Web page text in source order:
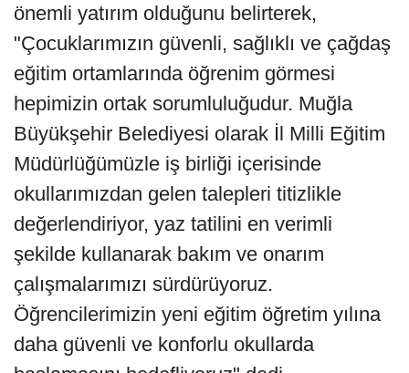
önemli yatırım olduğunu belirterek,
"Çocuklarımızın güvenli, sağlıklı ve çağdaş
eğitim ortamlarında öğrenim görmesi
hepimizin ortak sorumluluğudur. Muğla
Büyükşehir Belediyesi olarak İl Milli Eğitim
Müdürlüğümüzle iş birliği içerisinde
okullarımızdan gelen talepleri titizlikle
değerlendiriyor, yaz tatilini en verimli
şekilde kullanarak bakım ve onarım
çalışmalarımızı sürdürüyoruz.
Öğrencilerimizin yeni eğitim öğretim yılına
daha güvenli ve konforlu okullarda